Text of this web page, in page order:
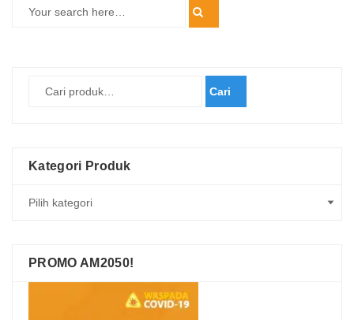
Cari
Kategori Produk
PROMO AM2050!